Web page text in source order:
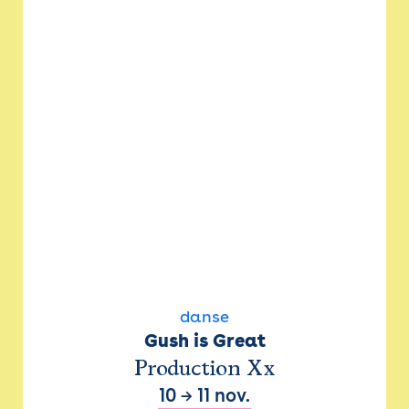
danse
Gush is Great
Production Xx
10 → 11 nov.